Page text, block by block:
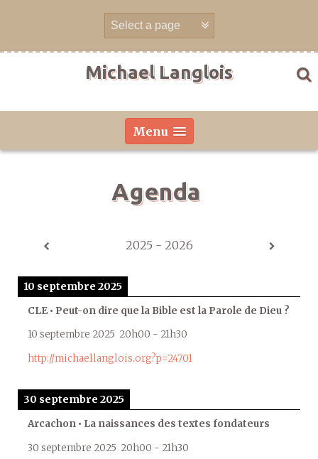
Michael Langlois
Menu
Agenda
2025 - 2026
10 septembre 2025
CLE • Peut-on dire que la Bible est la Parole de Dieu ?
10 septembre 2025 20h00 - 21h30
http://michaellanglois.org?p=24701
30 septembre 2025
Arcachon • La naissances des textes fondateurs
30 septembre 2025 20h00 - 21h30